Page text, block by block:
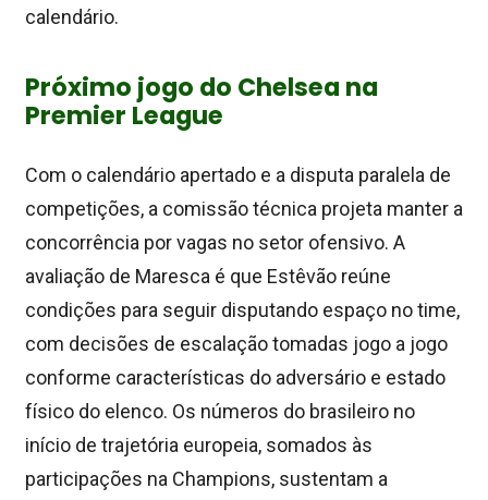
calendário.
Próximo jogo do Chelsea na
Premier League
Com o calendário apertado e a disputa paralela de
competições, a comissão técnica projeta manter a
concorrência por vagas no setor ofensivo. A
avaliação de Maresca é que Estêvão reúne
condições para seguir disputando espaço no time,
com decisões de escalação tomadas jogo a jogo
conforme características do adversário e estado
físico do elenco. Os números do brasileiro no
início de trajetória europeia, somados às
participações na Champions, sustentam a